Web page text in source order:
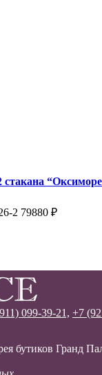
стакана
2 79880 ₽
099-39-21, +7
бутиков Гранд